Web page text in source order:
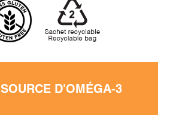
SOURCE D'OMÉGA-3